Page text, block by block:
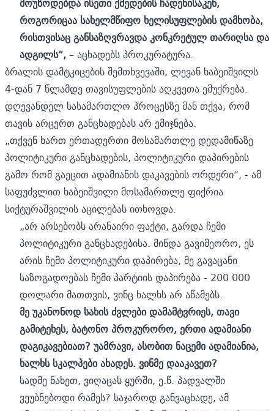
როგორიცაა სახელმწიფო ხელისუფლების დამხობა,
რისთვისაც განსაზღვრავდა კონკრეტულ თარიღსა და
ადგილს“,– აცხადებს პროკურატურა.
ბრალის დამტკიცების შემთხვევაში, ლევან ხაბეიშვილს
4-დან 7 წლამდე თავისუფლების აღკვეთა ემუქრება.
დღევანდელ სასამართლო პროცესზე მან თქვა, რომ
თავის არცერთ განცხადებას არ ემიჯნება.
„თქვენ ხართ ერთადერთი მოსამართლე დედამიწაზე
პოლიტიკური განცხადების, პოლიტიკური დაპირების
გამო რომ გაეცით ადამიანის დაკავების ორდერი“, - ამ
საფუძვლით ხაბეიშვილი მოსამართლე ფიქრია
სიქტურაშვილის აცილებას ითხოვდა.
„არ არსებობს არანაირი ფაქტი, გარდა ჩემი
პოლიტიკური განცხადებისა. მინდა გავიმეორო, ეს
არის ჩემი პოლიტიკური დაპირება, მე გავაცანი
საზოგადოებას ჩემი პარტიის დაპირება - 200 000
დოლარი მათთვის, ვინც ხალხს არ აწამებს.
მე უკანონოდ სახის ძვლები დამამტვრიეს, თავი
გამიტეხეს, ბატონო პროკურორო, ერთი ადამიანი
დაგიკავებიათ? უამრავი, ასობით ნაცემი ადამიანია,
ხალხს სკალპები ახადეს. ვინმე დააკავეთ?
სადმე ნახეთ, ვიღაცას ყურში, ე.წ. პადვალში
ვეუბნებოდი რამეს? საჯაროდ განვაცხადე, ამ